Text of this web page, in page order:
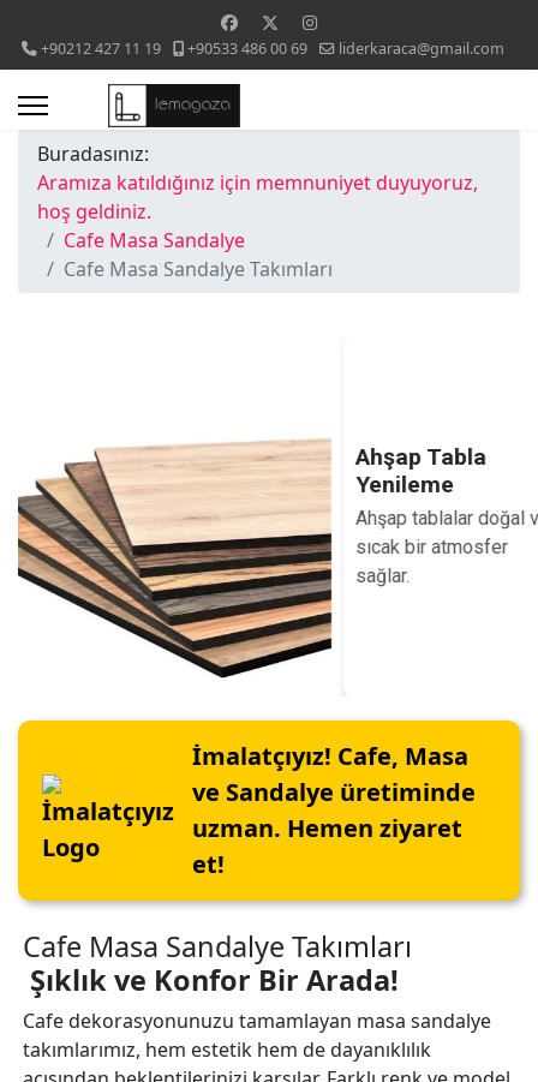
+90212 427 11 19 +90533 486 00 69 liderkaraca@gmail.com
Buradasınız:
Aramıza katıldığınız için memnuniyet duyuyoruz,
hoş geldiniz.
Cafe Masa Sandalye
Cafe Masa Sandalye Takımları
Ahşap Tabla
Yenileme
Ahşap tablalar doğal ve
sıcak bir atmosfer
sağlar.
İmalatçıyız! Cafe, Masa
ve Sandalye üretiminde
uzman. Hemen ziyaret
et!
Cafe Masa Sandalye Takımları
Şıklık ve Konfor Bir Arada!
Cafe dekorasyonunuzu tamamlayan masa sandalye
takımlarımız, hem estetik hem de dayanıklılık